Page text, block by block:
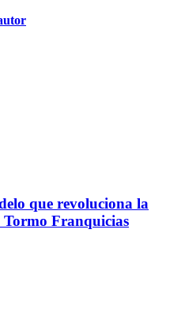
que revoluciona la
Franquicias